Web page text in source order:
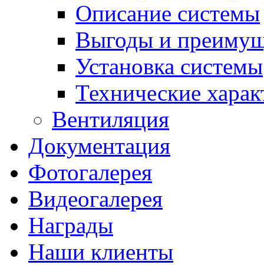
Описание системы
Выгоды и
Установка системы
Технические
Вентиляция
Документация
Фотогалерея
Видеогалерея
Награды
Наши клиенты